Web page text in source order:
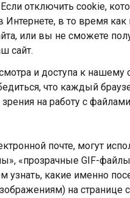
Если отключить cookie,
в то время
или вы не сможете
сайт.
и доступа к нашему
что каждый
на работу с
почте, могут
«прозрачные GIF-
какие именно
на странице